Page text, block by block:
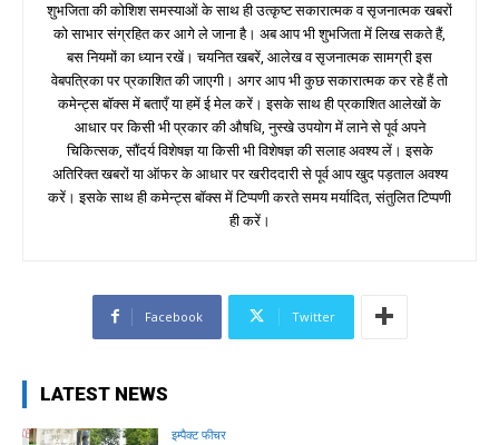
शुभजिता की कोशिश समस्याओं के साथ ही उत्कृष्ट सकारात्मक व सृजनात्मक खबरों
को साभार संग्रहित कर आगे ले जाना है। अब आप भी शुभजिता में लिख सकते हैं,
बस नियमों का ध्यान रखें। चयनित खबरें, आलेख व सृजनात्मक सामग्री इस
वेबपत्रिका पर प्रकाशित की जाएगी। अगर आप भी कुछ सकारात्मक कर रहे हैं तो
कमेन्ट्स बॉक्स में बताएँ या हमें ई मेल करें। इसके साथ ही प्रकाशित आलेखों के
आधार पर किसी भी प्रकार की औषधि, नुस्खे उपयोग में लाने से पूर्व अपने
चिकित्सक, सौंदर्य विशेषज्ञ या किसी भी विशेषज्ञ की सलाह अवश्य लें। इसके
अतिरिक्त खबरों या ऑफर के आधार पर खरीददारी से पूर्व आप खुद पड़ताल अवश्य
करें। इसके साथ ही कमेन्ट्स बॉक्स में टिप्पणी करते समय मर्यादित, संतुलित टिप्पणी
ही करें।
Facebook Twitter
LATEST NEWS
इम्पैक्ट फीचर